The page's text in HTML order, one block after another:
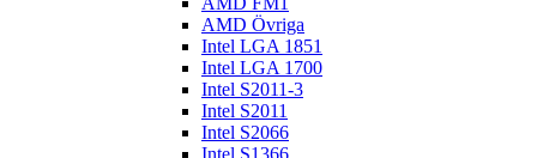
AMD Övriga
Intel LGA 1851
Intel LGA 1700
Intel S2011-3
Intel S2011
Intel S2066
Intel S1366